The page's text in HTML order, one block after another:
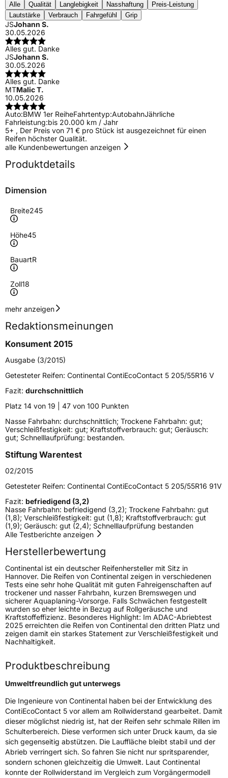
Alle Qualität Langlebigkeit Nasshaftung
Preis-Leistung
Lautstärke
Verbrauch Fahrgefühl Grip
JSJohann S.
30.05.2026
Alles gut. Danke
JSJohann S.
30.05.2026
Alles gut. Danke
MTMalic T.
10.05.2026
Auto:BMW 1er ReiheFahrtentyp:AutobahnJährliche
Fahrleistung:bis 20.000 km / Jahr
5+ , Der Preis von 71 € pro Stück ist ausgezeichnet für einen
Reifen höchster Qualität.
alle Kundenbewertungen anzeigen
Produktdetails
Dimension
Breite245
Höhe45
BauartR
Zoll18
Geschwindigkeitsindex
Höchstgeschwindigkeit
270 km/h
Lastindex96
Höchstlast710 kg
Gewicht (in kg)11,93 kg
Generelle Merkmale
FahrzeugtypPKW
Verwendung
Sommerreifen
ModellnameContiEcoContact 5
Fahrzeugart
Weitere Eigenschaften
SchlauchtypTL
ZustandNeureifen
SealContiSeal
EU Label
EffizienzB
Rollgeräusch (dB) 71
Fahrzeugklasse C1
3PMSF / Schneeflockensymbol / Alpine-Symbol Nein
Eisgrip Nein
mehr anzeigen
Redaktionsmeinungen
Konsument 2015
Ausgabe (3/2015)
Getesteter Reifen: Continental ContiEcoContact 5 205/55R16 V
Fazit: durchschnittlich
Platz 14 von 19 | 47 von 100 Punkten
Nasse Fahrbahn: durchschnittlich; Trockene Fahrbahn: gut;
Verschleißfestigkeit: gut; Kraftstoffverbrauch: gut; Geräusch:
gut; Schnelllaufprüfung: bestanden.
Stiftung Warentest
02/2015
Getesteter Reifen: Continental ContiEcoContact 5 205/55R16 91V
Fazit: befriedigend (3,2)
Nasse Fahrbahn: befriedigend (3,2); Trockene Fahrbahn: gut
(1,8); Verschleißfestigkeit: gut (1,8); Kraftstoffverbrauch: gut
(1,9); Geräusch: gut (2,4); Schnelllaufprüfung bestanden
Alle Testberichte anzeigen
Herstellerbewertung
Continental ist ein deutscher Reifenhersteller mit Sitz in
Hannover. Die Reifen von Continental zeigen in verschiedenen
Tests eine sehr hohe Qualität mit guten Fahreigenschaften auf
trockener und nasser Fahrbahn, kurzen Bremswegen und
sicherer Aquaplaning-Vorsorge. Falls Schwächen festgestellt
wurden so eher leichte in Bezug auf Rollgeräusche und
Kraftstoffeffizienz. Besonderes Highlight: Im ADAC-Abriebtest
2025 erreichten die Reifen von Continental den dritten Platz und
zeigen damit ein starkes Statement zur Verschleißfestigkeit und
Nachhaltigkeit.
Produktbeschreibung
Umweltfreundlich gut unterwegs
Die Ingenieure von Continental haben bei der Entwicklung des
ContiEcoContact 5 vor allem am Rollwiderstand gearbeitet. Damit
dieser möglichst niedrig ist, hat der Reifen sehr schmale Rillen im
Schulterbereich. Diese verformen sich unter Druck kaum, da sie
sich gegenseitig abstützen. Die Lauffläche bleibt stabil und der
Abrieb verringert sich. So fahren Sie nicht nur spritsparender,
sondern schonen gleichzeitig die Umwelt. Laut Continental
konnte der Rollwiderstand im Vergleich zum Vorgängermodell